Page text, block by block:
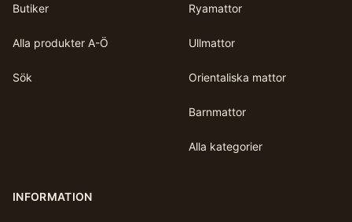
Butiker
Alla produkter A-Ö
Sök
Ryamattor
Ullmattor
Orientaliska mattor
Barnmattor
Alla kategorier
INFORMATION